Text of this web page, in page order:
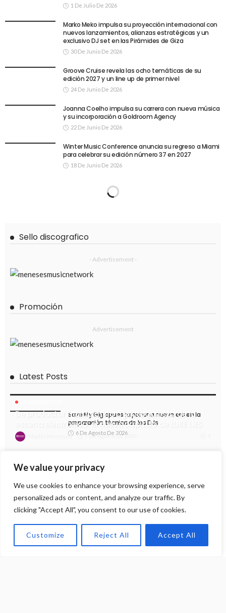
We value your privacy
We use cookies to enhance your browsing experience, serve
personalized ads or content, and analyze our traffic. By
clicking "Accept All", you consent to our use of cookies.
Customize Reject All Accept All
1 De Julio De 2026
Marko Meko impulsa su proyección internacional con
nuevos lanzamientos, alianzas estratégicas y un
exclusivo DJ set en las Pirámides de Giza
30 De Junio De 2026
Groove Cruise revela las ocho temáticas de su
edición 2027 y un line up de primer nivel
24 De Junio De 2026
Joanna Coelho impulsa su carrera con nueva música
y su incorporación a Goldroom Agency
22 De Junio De 2026
Winter Music Conference anuncia su regreso a Miami
para celebrar su edición número 37 en 2027
18 De Junio De 2026
Sello discografico
- Advertisement -
Promoción
Advertisement
Latest Posts
De productor multiplatino a protagonista de la
escena electrónica: el nuevo capítulo de LUKE LIES
Martin Meneses 7 De Agosto De 2026
Save My Gig apuesta por una nueva era en la
preparación técnica de los DJs
6 De Agosto De 2026
los conceptos más destacados del techno
actual
Sebastián Morxx y Oliwak exploran la conexión
emocional del Progressive Trance con su nuevo